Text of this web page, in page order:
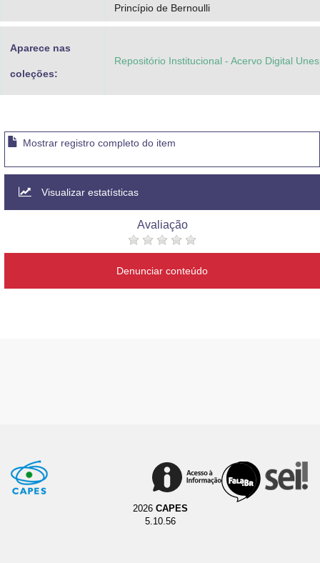
Princípio de Bernoulli
Aparece nas
coleções:
Repositório Institucional - Acervo Digital
Mostrar registro completo do item
Visualizar estatísticas
Avaliação
Denunciar conteúdo
2026 CAPES
5.10.56